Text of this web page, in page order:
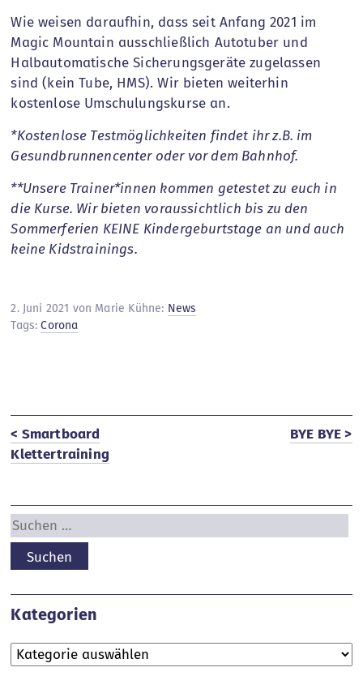
Wie weisen daraufhin, dass seit Anfang 2021 im
Magic Mountain ausschließlich Autotuber und
Halbautomatische Sicherungsgeräte zugelassen
sind (kein Tube, HMS). Wir bieten weiterhin
kostenlose Umschulungskurse an.
*Kostenlose Testmöglichkeiten findet ihr z.B. im
Gesundbrunnencenter oder vor dem Bahnhof.
**Unsere Trainer*innen kommen getestet zu euch in
die Kurse. Wir bieten voraussichtlich bis zu den
Sommerferien KEINE Kindergeburtstage an und auch
keine Kidstrainings.
2. Juni 2021 von Marie Kühne: News
Tags:Corona
< Smartboard
Klettertraining
BYE BYE >
Suchen
nach:
Kategorien
Kategorien